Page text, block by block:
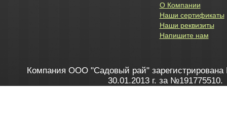
О Компании
Наши сертификаты
Наши реквизиты
Напишите нам
Компания ООО "Садовый рай" зарегистрирована
30.01.2013 г. за №191775510.